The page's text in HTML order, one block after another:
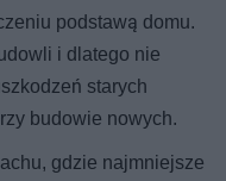
podstawą domu.
i dlatego nie
starych
budowie nowych.
gdzie najmniejsze